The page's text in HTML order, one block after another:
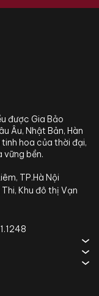
được Gia Bảo
Âu, Nhật Bản, Hàn
hoa của thời đại,
vững bền.
TP.Hà Nội
Khu đô thị Vạn